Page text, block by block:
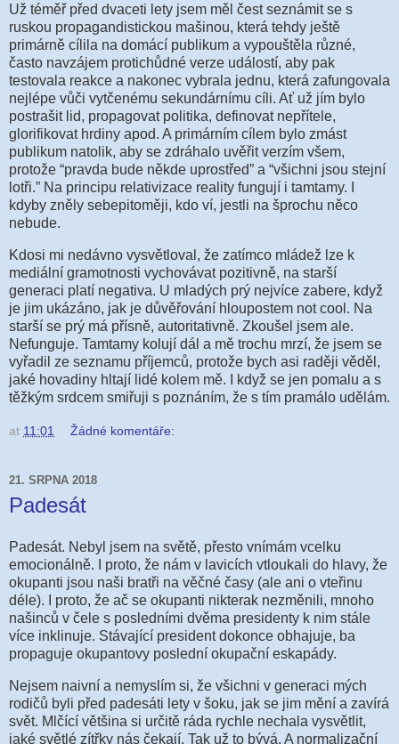
Už téměř před dvaceti lety jsem měl čest seznámit se s
ruskou propagandistickou mašinou, která tehdy ještě
primárně cílila na domácí publikum a vypouštěla různé,
často navzájem protichůdné verze událostí, aby pak
testovala reakce a nakonec vybrala jednu, která zafungovala
nejlépe vůči vytčenému sekundárnímu cíli. Ať už jím bylo
postrašit lid, propagovat politika, definovat nepřítele,
glorifikovat hrdiny apod. A primárním cílem bylo zmást
publikum natolik, aby se zdráhalo uvěřit verzím všem,
protože “pravda bude někde uprostřed” a “všichni jsou stejní
lotři.” Na principu relativizace reality fungují i tamtamy. I
kdyby zněly sebepitoměji, kdo ví, jestli na šprochu něco
nebude.
Kdosi mi nedávno vysvětloval, že zatímco mládež lze k
mediální gramotnosti vychovávat pozitivně, na starší
generaci platí negativa. U mladých prý nejvíce zabere, když
je jim ukázáno, jak je důvěřování hloupostem not cool. Na
starší se prý má přísně, autoritativně. Zkoušel jsem ale.
Nefunguje. Tamtamy kolují dál a mě trochu mrzí, že jsem se
vyřadil ze seznamu příjemců, protože bych asi raději věděl,
jaké hovadiny hltají lidé kolem mě. I když se jen pomalu a s
těžkým srdcem smiřuji s poznáním, že s tím pramálo udělám.
at 11:01 Žádné komentáře:
21. SRPNA 2018
Padesát
Padesát. Nebyl jsem na světě, přesto vnímám vcelku
emocionálně. I proto, že nám v lavicích vtloukali do hlavy, že
okupanti jsou naši bratři na věčné časy (ale ani o vteřinu
déle). I proto, že ač se okupanti nikterak nezměnili, mnoho
našinců v čele s posledními dvěma presidenty k nim stále
více inklinuje. Stávající president dokonce obhajuje, ba
propaguje okupantovy poslední okupační eskapády.
Nejsem naivní a nemyslím si, že všichni v generaci mých
rodičů byli před padesáti lety v šoku, jak se jim mění a zavírá
svět. Mlčící většina si určitě ráda rychle nechala vysvětlit,
jaké světlé zítřky nás čekají. Tak už to bývá. A normalizační